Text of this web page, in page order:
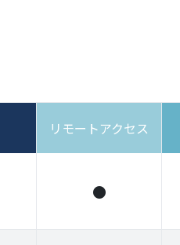
リモートアクセス​